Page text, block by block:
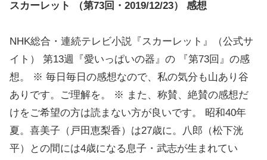
スカーレット （第73回・2019/12/23） 感想
NHK総合・連続テレビ小説『スカーレット』（公式サ
イト） 第13週『愛いっぱいの器』の 『第73回』の感
想。 ※ 毎日毎日の感想なので、私の気分も山あり谷
ありです。ご理解を。 ※ また、称賛、絶賛の感想だ
けをご希望の方は読まない方が良いです。 昭和40年
夏。喜美子（戸田恵梨香）は27歳に。八郎（松下洸
平）との間には4歳になる息子・武志が生まれてい